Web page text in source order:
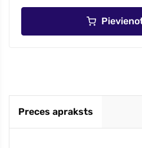
Preces apraksts